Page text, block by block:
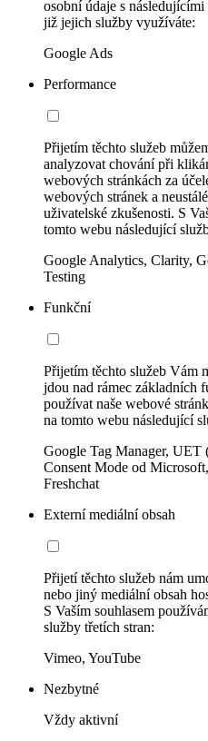
osobní údaje s
již jejich služby využíváte:
Google Ads
Performance
Přijetím těchto služeb
analyzovat chování při
webových stránkách za
webových stránek a
uživatelské zkušenosti. S
tomto webu následující
Google Analytics, Clarity,
Testing
Funkční
Přijetím těchto služeb Vám
jdou nad rámec základních
používat naše webové
na tomto webu následující
Google Tag Manager,
Consent Mode od
Freshchat
Externí mediální obsah
Přijetí těchto služeb nám
nebo jiný mediální obsah
S Vaším souhlasem
služby třetích stran:
Vimeo, YouTube
Nezbytné
Vždy aktivní